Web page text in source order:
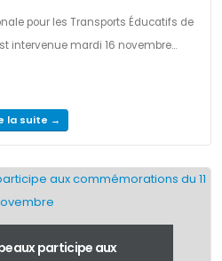
pour les Transports Éducatifs de
intervenue mardi 16 novembre...
la suite →
participe aux